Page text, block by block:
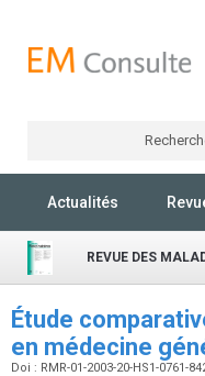
Actualités
REVUE DES
Étude
en médecine
Doi : RMR-01-2003-20-HS1-0761-